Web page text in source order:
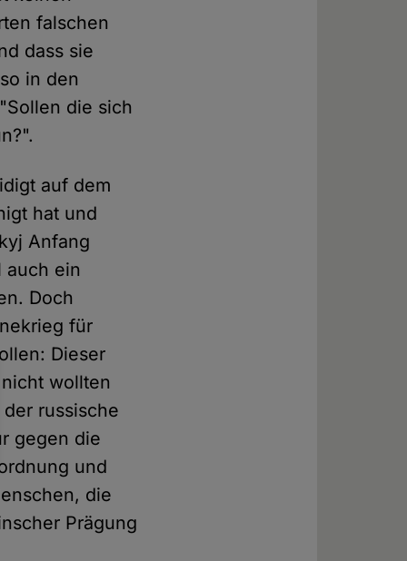
falschen
dass sie
in den
die sich
auf dem
hat und
Anfang
auch ein
Doch
für
Dieser
wollten
russische
gegen die
und
die
Prägung